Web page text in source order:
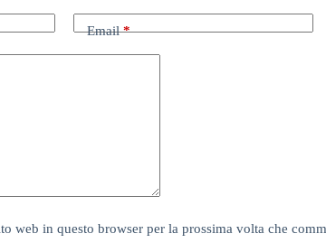
Email*
web in questo browser per la prossima volta che